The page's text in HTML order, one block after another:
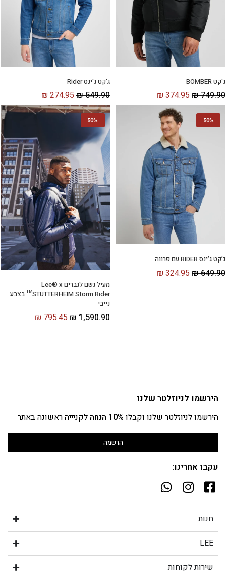
ג'קט BOMBER
₪749.90
₪ 374.95
ג'קט ג'ינס Rider
₪549.90
₪ 274.95
50%
ג’קט ג’ינס RIDER עם פרווה
₪649.90
₪ 324.95
50%
מעיל גשם לגברים Lee® x
STUTTERHEIM Storm Rider™ בצבע
נייבי
₪1,590.90
₪ 795.45
הירשמו לניוזלטר שלנו
הירשמו לניוזלטר שלנו וקבלו 10% הנחה לקניייה ראשונה באתר
הרשמה
עקבו אחרינו:
חנות
LEE
שירות לקוחות